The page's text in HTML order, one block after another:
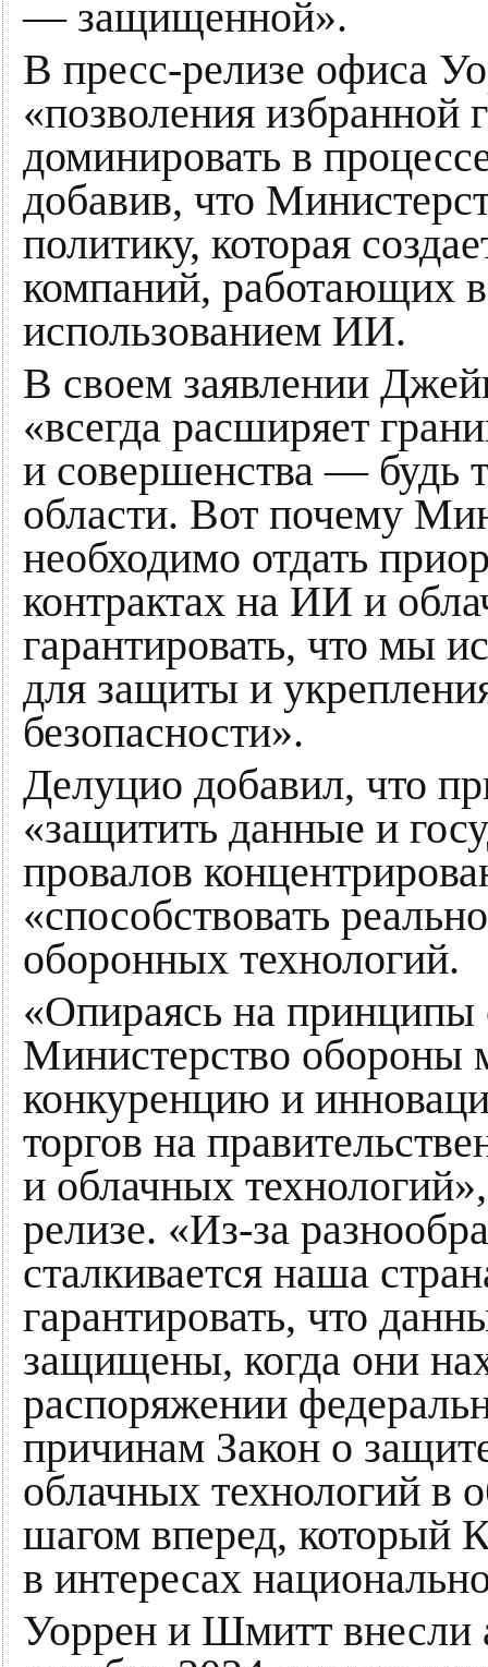
— защищенной».
В пресс-релизе офиса
«позволения избранной
доминировать в
добавив, что
политику, которая
компаний, работающих
использованием ИИ.
В своем заявлении
«всегда расширяет
и совершенства — будь
области. Вот почему
необходимо отдать
контрактах на ИИ и
гарантировать, что мы
для защиты и
безопасности».
Делуцио добавил, что
«защитить данные и
провалов
«способствовать
оборонных технологий.
«Опираясь на принципы
Министерство обороны
конкуренцию и
торгов на
и облачных
релизе. «Из-за
сталкивается наша
гарантировать, что
защищены, когда они
распоряжении
причинам Закон о
облачных технологий в
шагом вперед, который
в интересах
Уоррен и Шмитт внесли